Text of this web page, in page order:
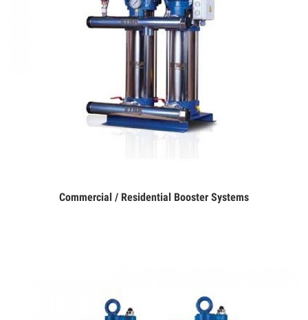
Дэлгэрэнгүй
Commercial / Residential Booster Systems